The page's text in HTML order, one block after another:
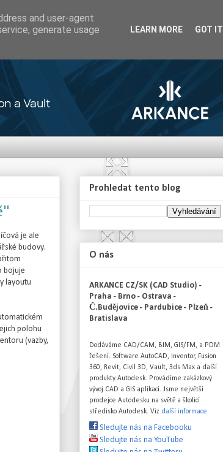
je ale
budovy.
bojuje
layoutu
polohu
(vazby,
Prohledat tento blog
O nás
ARKANCE CZ/SK (CAD Studio) -
Praha - Brno - Ostrava -
Č.Budějovice - Pardubice - Plzeň -
Bratislava
Dodáváme CAD/CAM, BIM, GIS/FM, a PDM
řešení. Software AutoCAD, Inventor, Fusion
360, Revit, Civil 3D, Vault, 3ds Max a další
produkty Autodesk. Provádíme zakázkový
vývoj CAD a GIS aplikací. Jsme největší
prodejce Autodesku na světě a školicí
středisko Autodesk. Viz další informace.
Sledujte nás na Facebooku
Sledujte nás na YouTube
and user-agent
generate usage
LEARN MORE GOT IT